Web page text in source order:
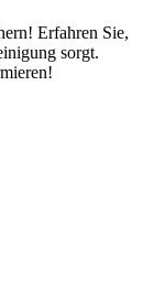
Erfahren Sie,
sorgt.